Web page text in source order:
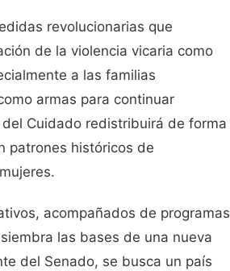
revolucionarias que
de la violencia vicaria como
a las familias
armas para continuar
Cuidado redistribuirá de forma
patrones históricos de
acompañados de programas
las bases de una nueva
del Senado, se busca un país